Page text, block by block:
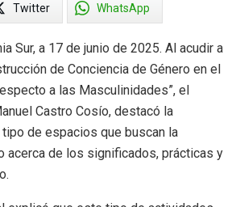
Twitter WhatsApp
Sur, a 17 de junio de 2025. Al acudir a
de Conciencia de Género en el
a las Masculinidades”, el
Castro Cosío, destacó la
de espacios que buscan la
acerca de los significados, prácticas y